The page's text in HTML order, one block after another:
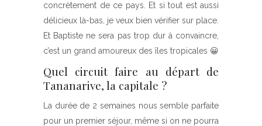
concrètement de ce pays. Et si tout est aussi
délicieux là-bas, je veux bien vérifier sur place.
Et Baptiste ne sera pas trop dur à convaincre,
c’est un grand amoureux des îles tropicales 😀
Quel circuit faire au départ de
Tananarive, la capitale ?
La durée de 2 semaines nous semble parfaite
pour un premier séjour, même si on ne pourra